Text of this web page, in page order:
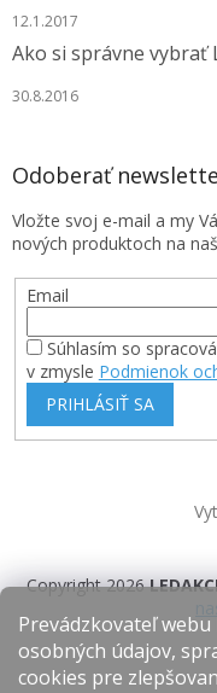
Prevádzkovateľ webu
osobných údajov,
cookies pre
12.1.2017
Ako si správne vybrať
30.8.2016
Odoberať
Vložte svoj e-mail a my
nových produktoch na
Email
Súhlasím so
v zmysle Podmienok
PRIHLÁSIŤ SA
Copyright 2026